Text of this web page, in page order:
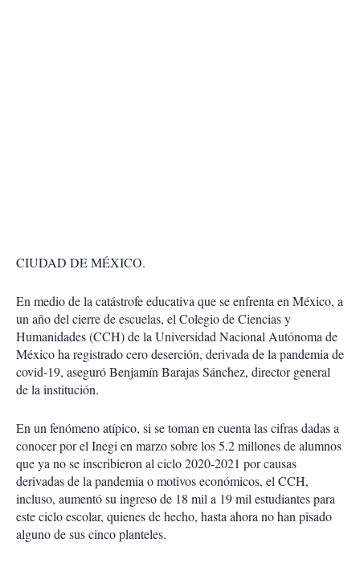
CIUDAD DE MÉXICO.
En medio de la catástrofe educativa que se enfrenta en México, a
un año del cierre de escuelas, el Colegio de Ciencias y
Humanidades (CCH) de la Universidad Nacional Autónoma de
México ha registrado cero deserción, derivada de la pandemia de
covid-19, aseguró Benjamín Barajas Sánchez, director general
de la institución.
En un fenómeno atípico, si se toman en cuenta las cifras dadas a
conocer por el Inegi en marzo sobre los 5.2 millones de alumnos
que ya no se inscribieron al ciclo 2020-2021 por causas
derivadas de la pandemia o motivos económicos, el CCH,
incluso, aumentó su ingreso de 18 mil a 19 mil estudiantes para
este ciclo escolar, quienes de hecho, hasta ahora no han pisado
alguno de sus cinco planteles.